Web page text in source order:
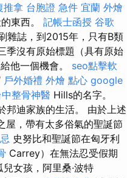
推拿 台胞證 急件 宜蘭 外燴
東西。 記帳士函授 谷歌
雜誌，到2015年，只有B類
季沒有原始標題（具有原始
他一個機會。 seo點擊軟
戶外婚禮 外燴 點心 google
中整骨神醫 Hills的名字。
邦迪家族的生活。 由於上述
屋，帶有太多俗氣的聖誕節
史努比和聖誕節在匈牙利
Carrey）在無法忍受假期
女孩，阿里桑·波特